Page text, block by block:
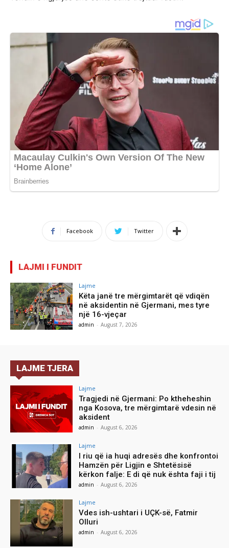
Facebook Twitter
LAJMI I FUNDIT
Lajme
Këta janë tre mërgimtarët që vdiqën
në aksidentin në Gjermani, mes tyre
një 16-vjeçar
admin - August 7, 2026
LAJME TJERA
Lajme
Tragjedi në Gjermani: Po ktheheshin
nga Kosova, tre mërgimtarë vdesin në
aksident
admin - August 6, 2026
Lajme
I riu që ia huqi adresës dhe konfrontoi
Hamzën për Ligjin e Shtetësisë
kërkon falje: E di që nuk ështa faji i tij
admin - August 6, 2026
Lajme
Vdes ish-ushtari i UÇK-së, Fatmir
Olluri
admin - August 6, 2026